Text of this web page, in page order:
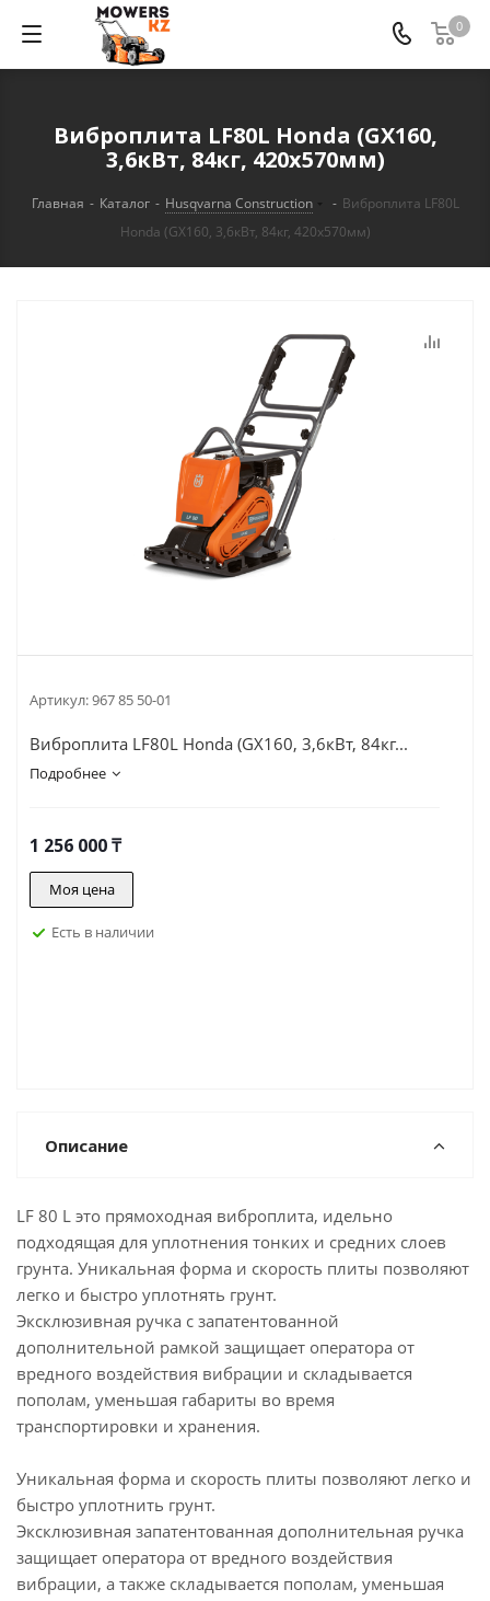
0
Виброплита LF80L Honda (GX160,
3,6кВт, 84кг, 420х570мм)
Главная - Каталог - Husqvarna Construction - Виброплита LF80L
Honda (GX160, 3,6кВт, 84кг, 420х570мм)
Артикул:967 85 50-01
Виброплита LF80L Honda (GX160, 3,6кВт, 84кг...
Подробнее
1 256 000₸
Моя цена
Есть в наличии
Описание
LF 80 L это прямоходная виброплита, идельно
подходящая для уплотнения тонких и средних слоев
грунта. Уникальная форма и скорость плиты позволяют
легко и быстро уплотнять грунт.
Эксклюзивная ручка с запатентованной
дополнительной рамкой защищает оператора от
вредного воздействия вибрации и складывается
пополам, уменьшая габариты во время
транспортировки и хранения.
Уникальная форма и скорость плиты позволяют легко и
быстро уплотнить грунт.
Эксклюзивная запатентованная дополнительная ручка
защищает оператора от вредного воздействия
вибрации, а также складывается пополам, уменьшая